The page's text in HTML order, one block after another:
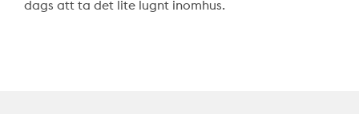
dags att ta det lite lugnt inomhus.